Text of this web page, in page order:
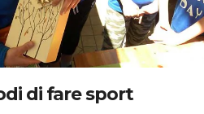
di fare sport